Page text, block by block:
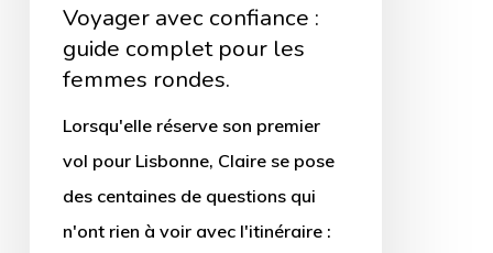
rondes.Voyager avec confiance :
guide complet pour les
femmes rondes.
Lorsqu'elle réserve son premier
vol pour Lisbonne, Claire se pose
des centaines de questions qui
n'ont rien à voir avec l'itinéraire :